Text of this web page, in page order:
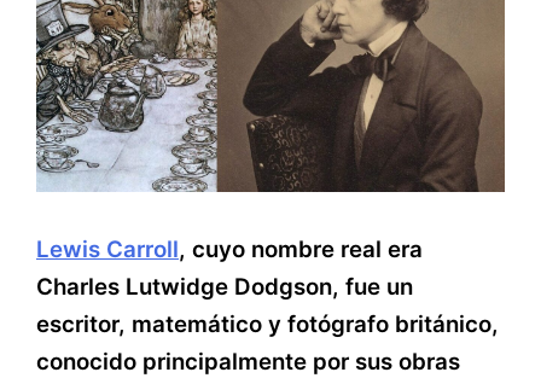
Lewis Carroll, cuyo nombre real era
Charles Lutwidge Dodgson, fue un
escritor, matemático y fotógrafo británico,
conocido principalmente por sus obras